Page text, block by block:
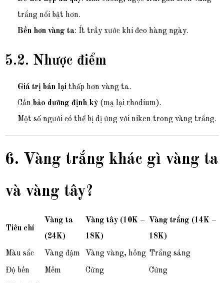
trắng nổi bật hơn.
Bền hơn vàng ta: Ít trầy xước khi đeo hàng ngày.
5.2. Nhược điểm
Giá trị bán lại thấp hơn vàng ta.
Cần bảo dưỡng định kỳ (mạ lại rhodium).
Một số người có thể bị dị ứng với niken trong vàng trắng.
6. Vàng trắng khác gì vàng ta
và vàng tây?
Tiêu chí
Vàng ta
(24K)
Vàng tây (10K –
18K)
Vàng trắng (14K –
18K)
Màu sắc Vàng đậm Vàng vàng, hồng Trắng sáng
Độ bền Mềm Cứng Cứng